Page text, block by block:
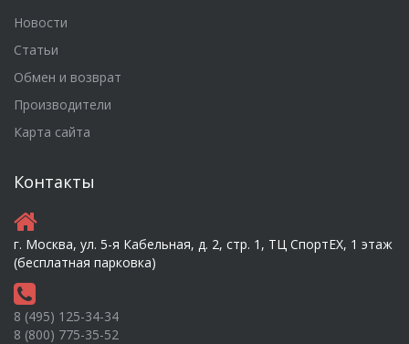
Новости
Статьи
Обмен и возврат
Производители
Карта сайта
Контакты
г. Москва, ул. 5-я Кабельная, д. 2, стр. 1, ТЦ СпортEX, 1 этаж
(бесплатная парковка)
8 (495) 125-34-34
8 (800) 775-35-52